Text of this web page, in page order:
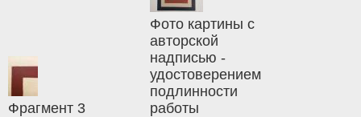
Фрагмент 3
Фото картины с
авторской
надписью -
удостоверением
подлинности
работы